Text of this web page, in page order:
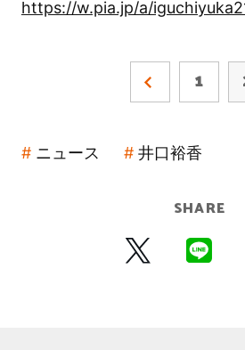
https://w.pia.jp/a/
1
ニュース 井口裕香
SHARE